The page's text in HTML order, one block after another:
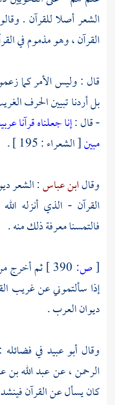
الشعر أصلا للقرآن .
القرآن ، وهو مذموم في
قال : وليس الأمر كما
بل أردنا تبيين الحرف
- قال :إنا جعلناه قرآنا
مبين[ الشعراء : 195 ] .
وقالابن عباس: الشعر
القرآن - الذي أنزله
فالتمسنا معرفة ذلك منه .
[ص: ثم أخرج
إذا سألتموني عن غريب
ديوان العرب .
وقال أبو عبيد في
الرحمن، عنعبد الله بن
كان يسأل عن القرآن